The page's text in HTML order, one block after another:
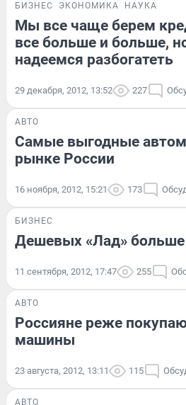
БИЗНЕС ЭКОНОМИКА НАУКА
Мы все чаще берем
все больше и больше,
надеемся разбогатеть
29 декабря, 2012, 13:52 227
АВТО
Самые выгодные
рынке России
16 ноября, 2012, 15:21 173
БИЗНЕС
Дешевых «Лад» больше
11 сентября, 2012, 17:47 255
АВТО
Россияне реже
машины
23 августа, 2012, 13:11 115
АВТО